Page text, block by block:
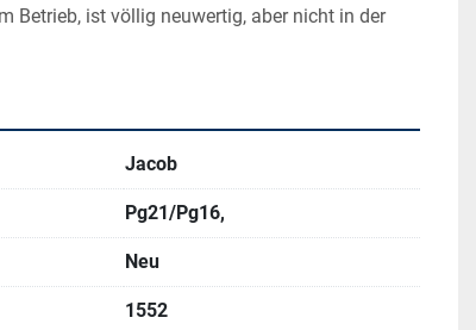
Betrieb, ist völlig neuwertig, aber nicht in der
Jacob
Pg21/Pg16,
Neu
1552